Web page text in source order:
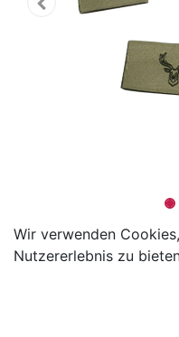
5er Set
Einnähen
Wir verwenden
Nutzererlebnis zu